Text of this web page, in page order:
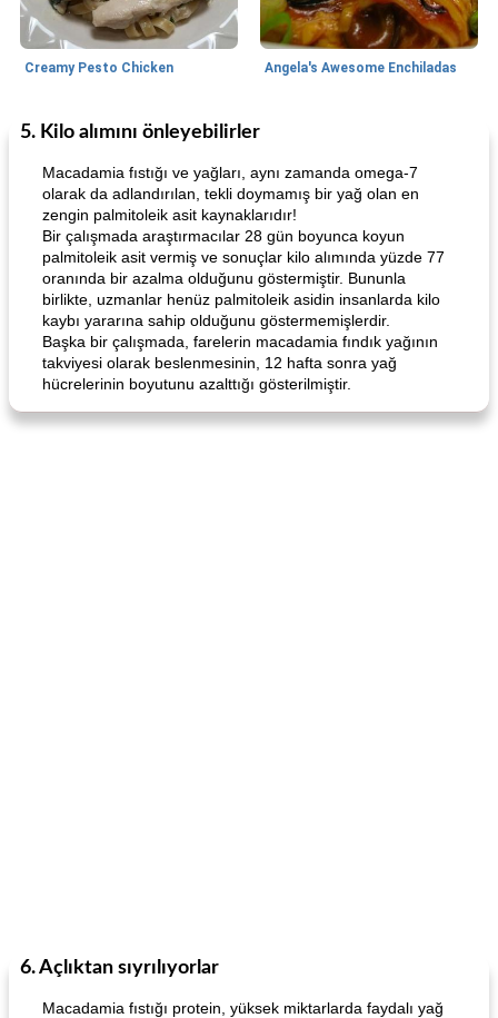
Creamy Pesto Chicken Angela's Awesome Enchiladas
105dakika
World Cuisine
Angela's Awesome Enchiladas Pop's Roast Turkey Sandwich
5. Kilo alımını önleyebilirler
Macadamia fıstığı ve yağları, aynı zamanda omega-7
olarak da adlandırılan, tekli doymamış bir yağ olan en
zengin palmitoleik asit kaynaklarıdır!
Bir çalışmada araştırmacılar 28 gün boyunca koyun
palmitoleik asit vermiş ve sonuçlar kilo alımında yüzde 77
oranında bir azalma olduğunu göstermiştir. Bununla
birlikte, uzmanlar henüz palmitoleik asidin insanlarda kilo
kaybı yararına sahip olduğunu göstermemişlerdir.
Başka bir çalışmada, farelerin macadamia fındık yağının
takviyesi olarak beslenmesinin, 12 hafta sonra yağ
hücrelerinin boyutunu azalttığı gösterilmiştir.
6. Açlıktan sıyrılıyorlar
Macadamia fıstığı protein, yüksek miktarlarda faydalı yağ